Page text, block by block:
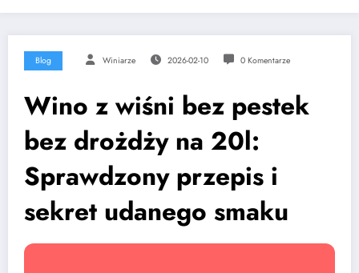
Blog Winiarze 2026-02-10 0 Komentarze
Wino z wiśni bez pestek
bez drożdży na 20l:
Sprawdzony przepis i
sekret udanego smaku